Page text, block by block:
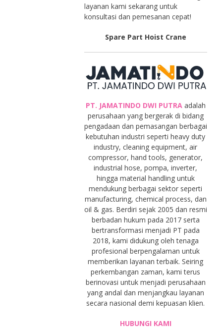
layanan kami sekarang untuk
konsultasi dan pemesanan cepat!
Spare Part Hoist Crane
PT. JAMATINDO DWI PUTRA adalah
perusahaan yang bergerak di bidang
pengadaan dan pemasangan berbagai
kebutuhan industri seperti heavy duty
industry, cleaning equipment, air
compressor, hand tools, generator,
industrial hose, pompa, inverter,
hingga material handling untuk
mendukung berbagai sektor seperti
manufacturing, chemical process, dan
oil & gas. Berdiri sejak 2005 dan resmi
berbadan hukum pada 2017 serta
bertransformasi menjadi PT pada
2018, kami didukung oleh tenaga
profesional berpengalaman untuk
memberikan layanan terbaik. Seiring
perkembangan zaman, kami terus
berinovasi untuk menjadi perusahaan
yang andal dan menjangkau layanan
secara nasional demi kepuasan klien.
HUBUNGI KAMI